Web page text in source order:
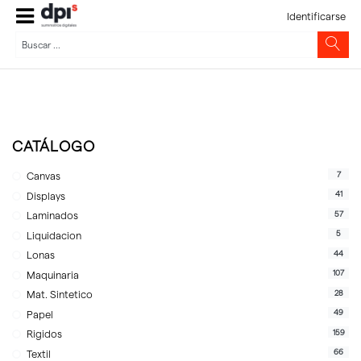
Identificarse
CATÁLOGO
Canvas 7
Displays 41
Laminados 57
Liquidacion 5
Lonas 44
Maquinaria 107
Mat. Sintetico 28
Papel 49
Rigidos 159
Textil 66